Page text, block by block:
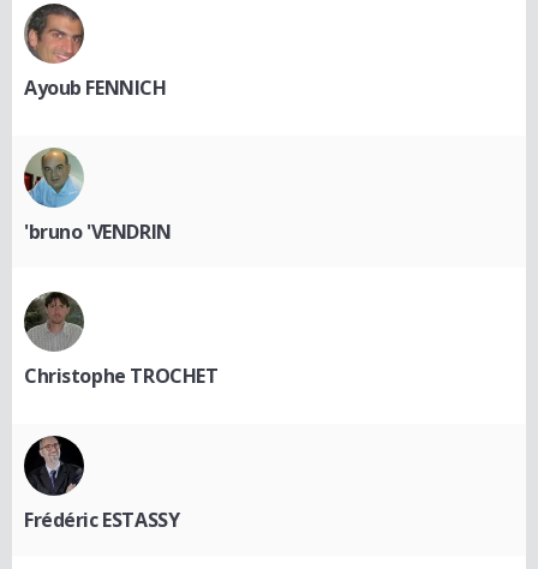
Ayoub FENNICH
'bruno 'VENDRIN
Christophe TROCHET
Frédéric ESTASSY